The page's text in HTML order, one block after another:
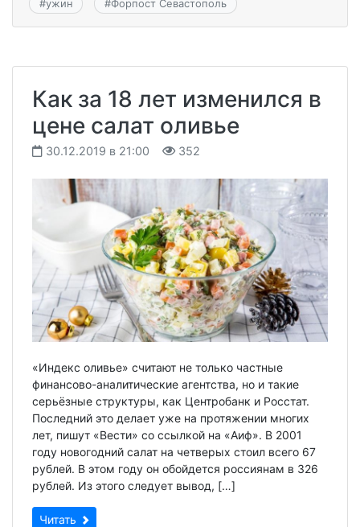
#ужин #Форпост Севастополь
Как за 18 лет изменился в
цене салат оливье
30.12.2019 в 21:00 352
«Индекс оливье» считают не только частные
финансово-аналитические агентства, но и такие
серьёзные структуры, как Центробанк и Росстат.
Последний это делает уже на протяжении многих
лет, пишут «Вести» со ссылкой на «Аиф». В 2001
году новогодний салат на четверых стоил всего 67
рублей. В этом году он обойдется россиянам в 326
рублей. Из этого следует вывод, […]
Читать